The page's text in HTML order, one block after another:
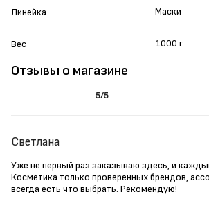
Отзывы о магазине
5/5
Светлана
Уже не первый раз заказываю здесь, и
Косметика только проверенных брендов,
всегда есть что выбрать. Рекомендую!
Линейка Маски
Вес 1000 г